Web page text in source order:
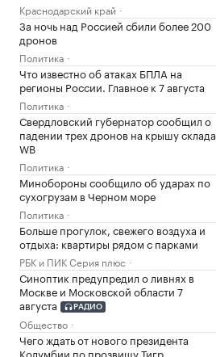
Краснодарский край
За ночь над Россией сбили более 200
дронов
Политика
Что известно об атаках БПЛА на
регионы России. Главное к 7 августа
Политика
Свердловский губернатор сообщил о
падении трех дронов на крышу склада
WB
Политика
Минобороны сообщило об ударах по
сухогрузам в Черном море
Политика
Больше прогулок, свежего воздуха и
отдыха: квартиры рядом с парками
РБК и ПИК Серия плюс
Синоптик предупредил о ливнях в
Москве и Московской области 7
августа
РАДИО
Общество
Чего ждать от нового президента
Колумбии по прозвищу Тигр